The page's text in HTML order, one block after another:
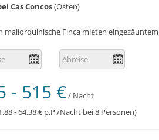
Cas Concos(Osten)
mallorquinische Finca mieten
- 515 €/ Nacht
- 64,38 € p.P./Nacht bei 8 Personen)